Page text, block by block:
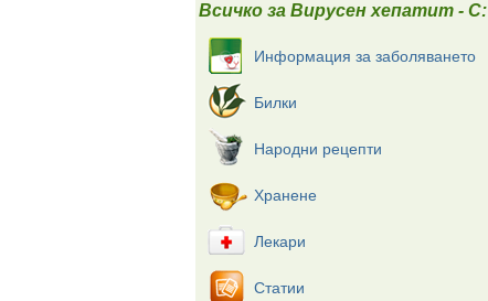
Всичко за Вирусен хепатит - С:
Информация за заболяването
Билки
Народни рецепти
Хранене
Лекари
Статии